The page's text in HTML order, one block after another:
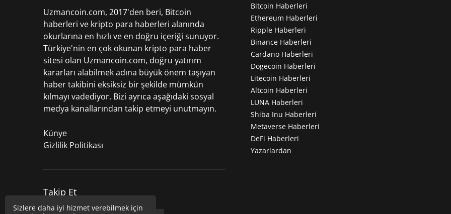
Uzmancoin.com, 2017'den beri, Bitcoin
haberleri ve kripto para haberleri alanında
okurlarına en hızlı ve en doğru içeriği sunuyor.
Türkiye'nin en çok okunan kripto para haber
sitesi olan Uzmancoin.com, doğru yatırım
kararları alabilmek adına büyük önem taşıyan
haber takibini eksiksiz bir şekilde mümkün
kılmayı vadediyor. Bizi ayrıca aşağıdaki sosyal
medya kanallarından takip etmeyi unutmayın.
Künye
Gizlilik Politikası
Takip Et
Bitcoin Haberleri
Ethereum Haberleri
Ripple Haberleri
Binance Haberleri
Cardano Haberleri
Dogecoin Haberleri
Litecoin Haberleri
Altcoin Haberleri
LUNA Haberleri
Shiba Inu Haberleri
Metaverse Haberleri
DeFi Haberleri
Yazarlardan
Sizlere daha iyi hizmet verebilmek için